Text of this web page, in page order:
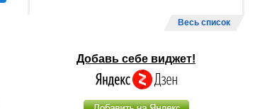
Весь список
Добавь себе виджет!